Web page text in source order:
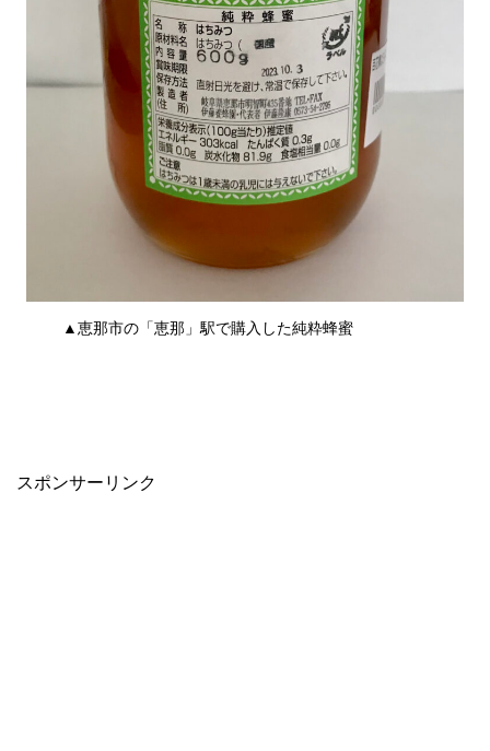
▲恵那市の「恵那」駅で購入した純粋蜂蜜
スポンサーリンク